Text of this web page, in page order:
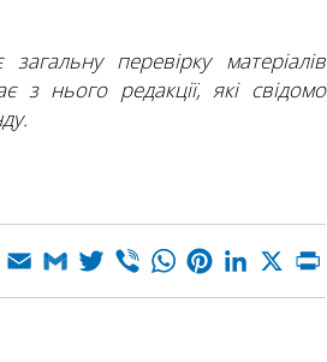
загальну перевірку матеріалів
з нього редакції, які свідомо